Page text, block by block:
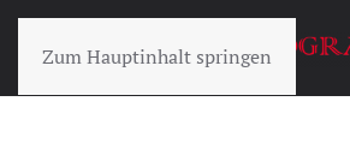
Zum Hauptinhalt springen